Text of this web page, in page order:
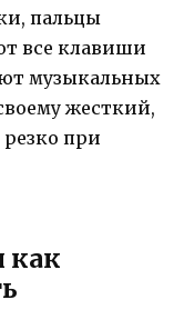
пальцы
все клавиши
музыкальных
жесткий,
при
как